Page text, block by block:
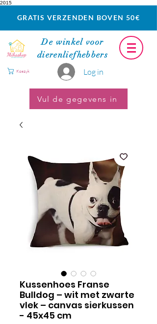
2015
GRATIS VERZENDEN BOVEN 50€
De winkel voor
dierenliefhebbers
Log in
Koszyk
Vul de gegevens in
Kussenhoes Franse
Bulldog – wit met zwarte
vlek – canvas sierkussen
- 45x45 cm